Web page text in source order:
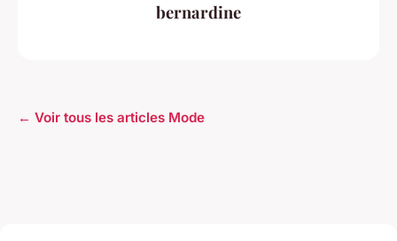
bernardine
← Voir tous les articles Mode